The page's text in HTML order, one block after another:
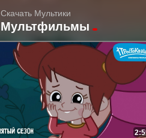
Скачать Мультики
Мультфильмы